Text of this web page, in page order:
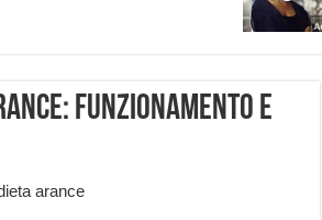
funzionamento e